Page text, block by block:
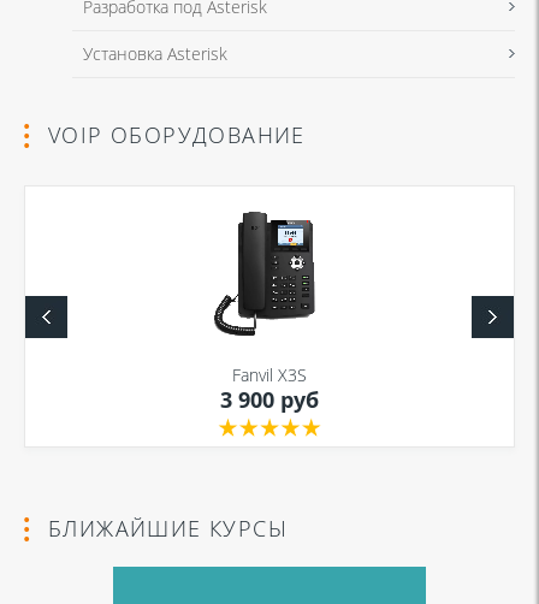
Разработка под Asterisk
Установка Asterisk
VOIP ОБОРУДОВАНИЕ
Fanvil X3S
3 900 руб
БЛИЖАЙШИЕ КУРСЫ